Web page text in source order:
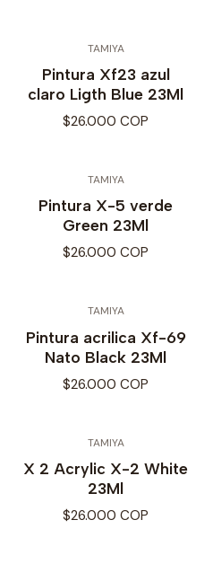
TAMIYA
Pintura Xf23 azul
claro Ligth Blue 23Ml
$26.000 COP
TAMIYA
Pintura X-5 verde
Green 23Ml
$26.000 COP
TAMIYA
Pintura acrilica Xf-69
Nato Black 23Ml
$26.000 COP
TAMIYA
X 2 Acrylic X-2 White
23Ml
$26.000 COP